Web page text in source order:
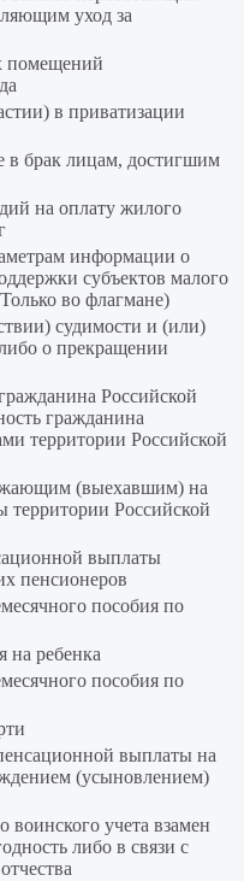
уход за
помещений
в приватизации
в брак лицам, достигшим
на оплату жилого
информации о
субъектов малого
во флагмане)
судимости и (или)
о прекращении
Российской
гражданина
территории Российской
(выехавшим) на
территории Российской
выплаты
пенсионеров
пособия по
на ребенка
пособия по
выплаты на
(усыновлением)
воинского учета взамен
либо в связи с